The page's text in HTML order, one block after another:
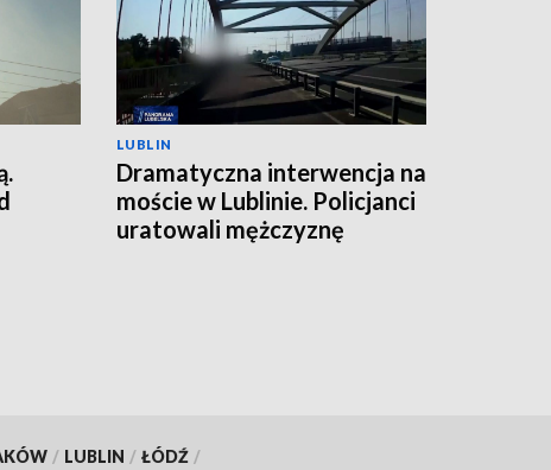
LUBLIN
Dramatyczna interwencja na
moście w Lublinie. Policjanci
uratowali mężczyznę
/ LUBLIN / ŁÓDŹ /